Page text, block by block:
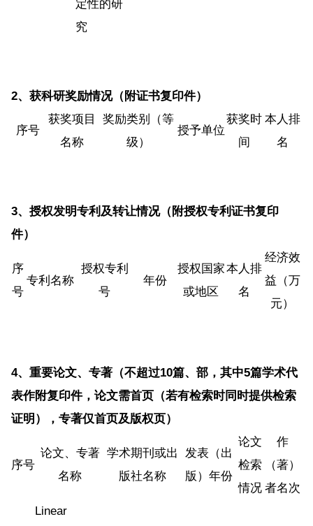
定性的研
究
2、获科研奖励情况（附证书复印件）
序号
获奖项目
名称
奖励类别（等
级）
授予单位
获奖时
间
本人排
名
3、授权发明专利及转让情况（附授权专利证书复印
件）
序
号
专利名称
授权专利
号
年份
授权国家
或地区
本人排
名
经济效
益（万
元）
4、重要论文、专著（不超过10篇、部，其中5篇学术代
表作附复印件，论文需首页（若有检索时同时提供检索
证明），专著仅首页及版权页）
序号
论文、专著
名称
学术期刊或出
版社名称
发表（出
版）年份
论文
检索
情况
作
（著）
者名次
Linear